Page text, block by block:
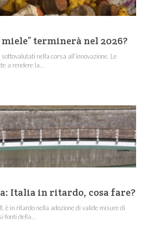
terminerà nel 2026?
nella corsa all’innovazione. Le
a rendere la...
Italia in ritardo, cosa fare?
è in ritardo nella adozione di valide misure di
fonti della...